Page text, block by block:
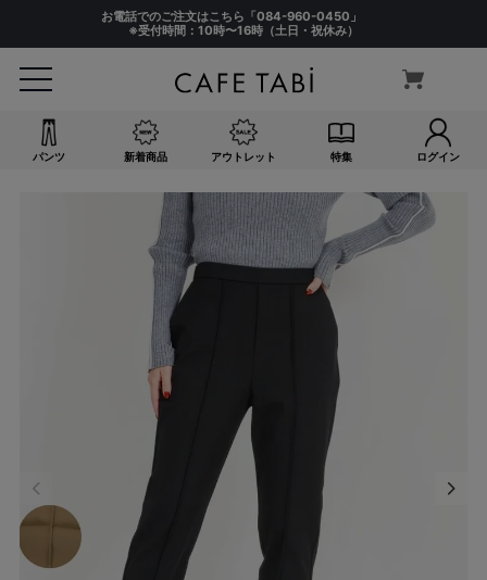
お電話でのご注文はこちら「084-960-0450 」
※受付時間：10時〜16時（土日・祝休み）
パンツ 新着商品 アウトレット 特集 ログイン